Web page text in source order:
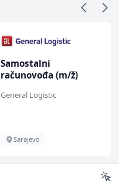
Samostalni
računovođa (m/ž)
General Logistic
Sarajevo